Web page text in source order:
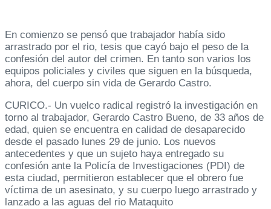
En comienzo se pensó que trabajador había sido
arrastrado por el rio, tesis que cayó bajo el peso de la
confesión del autor del crimen. En tanto son varios los
equipos policiales y civiles que siguen en la búsqueda,
ahora, del cuerpo sin vida de Gerardo Castro.
CURICO.- Un vuelco radical registró la investigación en
torno al trabajador, Gerardo Castro Bueno, de 33 años de
edad, quien se encuentra en calidad de desaparecido
desde el pasado lunes 29 de junio. Los nuevos
antecedentes y que un sujeto haya entregado su
confesión ante la Policía de Investigaciones (PDI) de
esta ciudad, permitieron establecer que el obrero fue
víctima de un asesinato, y su cuerpo luego arrastrado y
lanzado a las aguas del rio Mataquito